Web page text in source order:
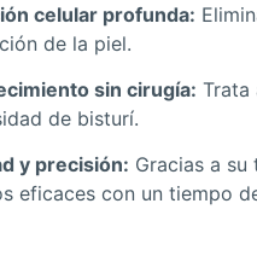
celular profunda:
de la piel.
sin cirugía: Trata
de bisturí.
y precisión: Gracias a
eficaces con un tiempo